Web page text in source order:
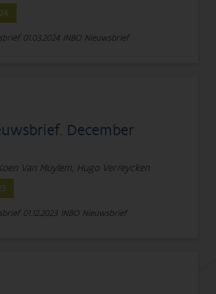
01.03.2024 INBO Nieuwsbrief
December
Van Muylem, Hugo Verreycken
01.12.2023 INBO Nieuwsbrief